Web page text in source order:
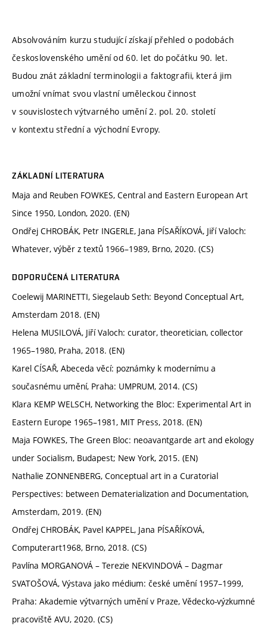
Absolvováním kurzu studující získají přehled o podobách
československého umění od 60. let do počátku 90. let.
Budou znát základní terminologii a faktografii, která jim
umožní vnímat svou vlastní uměleckou činnost
v souvislostech výtvarného umění 2. pol. 20. století
v kontextu střední a východní Evropy.
ZÁKLADNÍ LITERATURA
Maja and Reuben FOWKES, Central and Eastern European Art
Since 1950, London, 2020. (EN)
Ondřej CHROBÁK, Petr INGERLE, Jana PÍSAŘÍKOVÁ, Jiří Valoch:
Whatever, výběr z textů 1966–1989, Brno, 2020. (CS)
DOPORUČENÁ LITERATURA
Coelewij MARINETTI, Siegelaub Seth: Beyond Conceptual Art,
Amsterdam 2018. (EN)
Helena MUSILOVÁ, Jiří Valoch: curator, theoretician, collector
1965–1980, Praha, 2018. (EN)
Karel CÍSAŘ, Abeceda věcí: poznámky k modernímu a
současnému umění, Praha: UMPRUM, 2014. (CS)
Klara KEMP WELSCH, Networking the Bloc: Experimental Art in
Eastern Europe 1965–1981, MIT Press, 2018. (EN)
Maja FOWKES, The Green Bloc: neoavantgarde art and ekology
under Socialism, Budapest; New York, 2015. (EN)
Nathalie ZONNENBERG, Conceptual art in a Curatorial
Perspectives: between Dematerialization and Documentation,
Amsterdam, 2019. (EN)
Ondřej CHROBÁK, Pavel KAPPEL, Jana PÍSAŘÍKOVÁ,
Computerart1968, Brno, 2018. (CS)
Pavlína MORGANOVÁ – Terezie NEKVINDOVÁ – Dagmar
SVATOŠOVÁ, Výstava jako médium: české umění 1957–1999,
Praha: Akademie výtvarných umění v Praze, Vědecko-výzkumné
pracoviště AVU, 2020. (CS)